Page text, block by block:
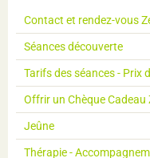
Contact et rendez-vous
Séances découverte
Tarifs des séances - Prix
Offrir un Chèque Cadeau
Jeûne
Thérapie -